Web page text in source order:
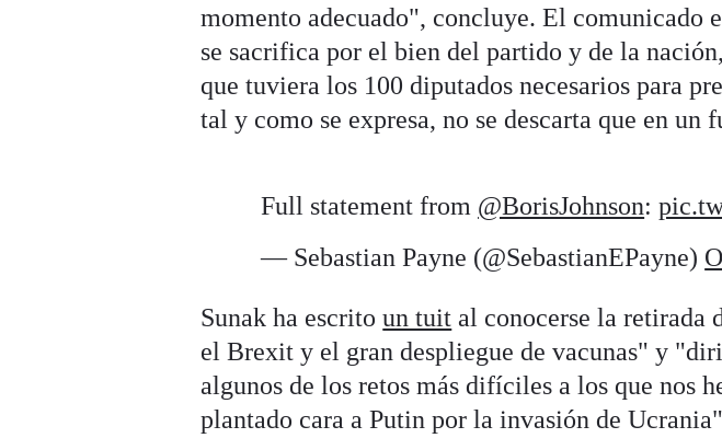
momento adecuado", concluye. El comunicado
se sacrifica por el bien del partido y de la
que tuviera los 100 diputados necesarios para
tal y como se expresa, no se descarta que en
Full statement from @BorisJohnson:
— Sebastian Payne (@SebastianEPayne)
Sunak ha escritoun tuit al conocerse la retirada
el Brexit y el gran despliegue de vacunas" y
algunos de los retos más difíciles a los que nos
plantado cara a Putin por la invasión de